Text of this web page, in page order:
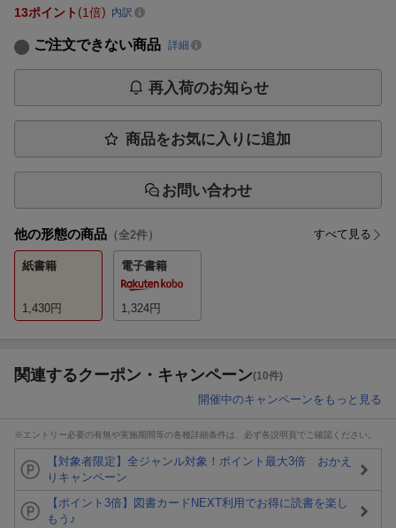
13ポイント 1倍 内訳
ご注文できない商品 詳細
再入荷のお知らせ
商品をお気に入りに追加
お問い合わせ
他の形態の商品 （全2件） すべて見る
紙書籍
1,430円
電子書籍
1,324円
関連するクーポン・キャンペーン(10件)
開催中のキャンペーンをもっと見る
※エントリー必要の有無や実施期間等の各種詳細条件は、必ず各説明頁でご確認ください。
【対象者限定】全ジャンル対象！ポイント最大3倍 おかえ
りキャンペーン
【ポイント3倍】図書カードNEXT利用でお得に読書を楽し
もう♪